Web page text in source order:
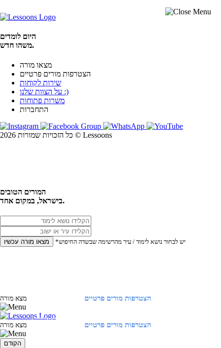
היום לומדים
משהו חדש.
מצאו מורה
הצטרפות מורים פרטיים
שירות לקוחות
על הצוות שלנו :)
משרות פתוחות
התחברות
כל הזכויות שמורות 2026 © Lessoons
המורים הטובים
בישראל, במקום אחד.
מצאו מורה עכשיו *יש לבחור נושא לימוד / עיר מהרשימה שבשדה החיפוש
הצטרפות מורים פרטיים מצא מורה
הצטרפות מורים פרטיים מצא מורה
הקודם